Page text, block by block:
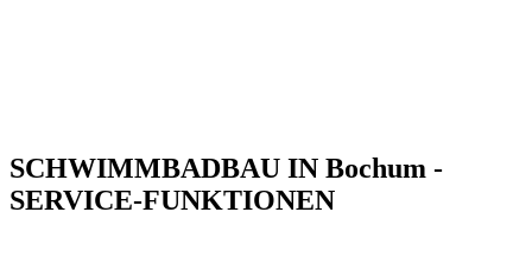
SCHWIMMBADBAU IN Bochum -
SERVICE-FUNKTIONEN